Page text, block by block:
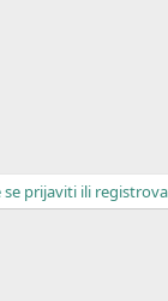
se prijaviti ili